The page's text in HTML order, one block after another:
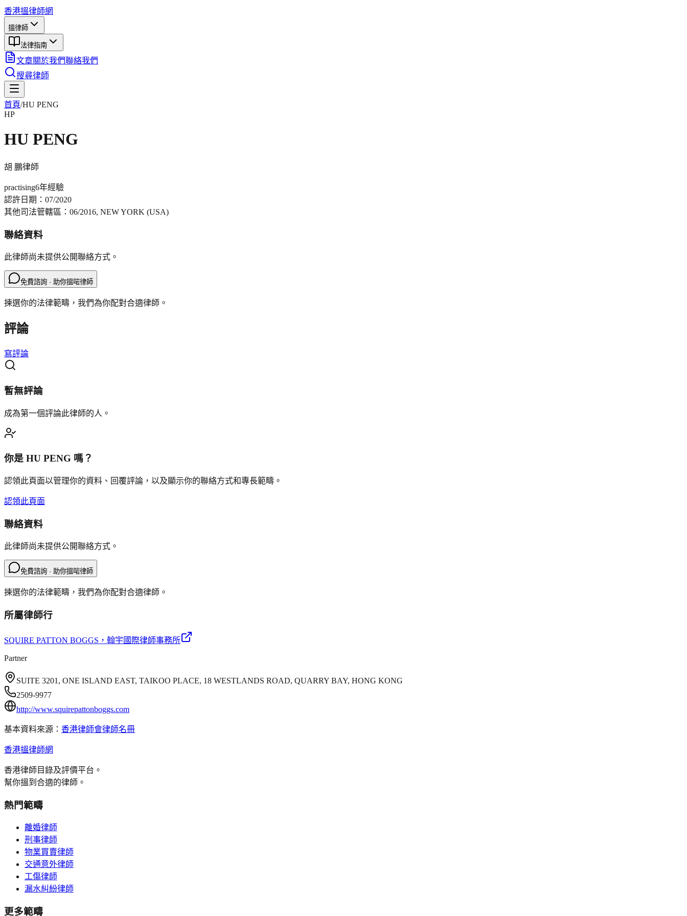
香港搵律師網
搵律師
法律指南
文章關於我們聯絡我們
搜尋律師
首頁/HU PENG
HP
HU PENG
胡 鵬律師
practising6年經驗
認許日期： 07/2020
其他司法管轄區： 06/2016, NEW YORK (USA)
聯絡資料
此律師尚未提供公開聯絡方式。
免費諮詢 · 助你搵啱律師
揀選你的法律範疇，我們為你配對合適律師。
評論
寫評論
暫無評論
成為第一個評論此律師的人。
你是 HU PENG 嗎？
認領此頁面以管理你的資料、回覆評論，以及顯示你的聯絡方式和專長範疇。
認領此頁面
聯絡資料
此律師尚未提供公開聯絡方式。
免費諮詢 · 助你搵啱律師
揀選你的法律範疇，我們為你配對合適律師。
所屬律師行
SQUIRE PATTON BOGGS ，翰宇國際律師事務所
Partner
SUITE 3201, ONE ISLAND EAST, TAIKOO PLACE, 18 WESTLANDS ROAD, QUARRY BAY, HONG KONG
2509-9977
http://www.squirepattonboggs.com
基本資料來源： 香港律師會律師名冊
香港搵律師網
香港律師目錄及評價平台。
幫你搵到合適的律師。
熱門範疇
離婚律師
刑事律師
物業買賣律師
交通意外律師
工傷律師
漏水糾紛律師
更多範疇